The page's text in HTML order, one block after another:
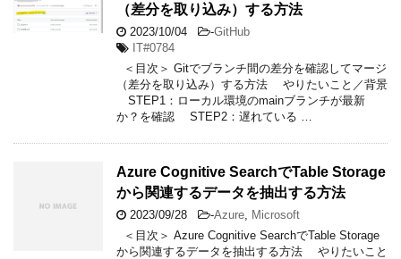
（差分を取り込み）する方法
2023/10/04 -GitHub
IT#0784
＜目次＞ Gitでブランチ間の差分を確認してマージ
（差分を取り込み）する方法 やりたいこと／背景
STEP1：ローカル環境のmainブランチが最新
か？を確認 STEP2：遅れている …
Azure Cognitive SearchでTable Storage
から関連するデータを抽出する方法
2023/09/28 -Azure Microsoft
＜目次＞ Azure Cognitive SearchでTable Storage
から関連するデータを抽出する方法 やりたいこと